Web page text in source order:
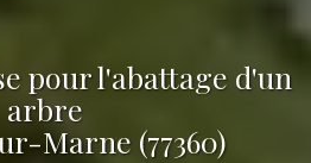
pour l'abattage d'un
arbre
Marne (77360)